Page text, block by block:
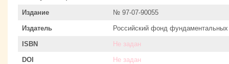
Издание № 97-07-90055
Издатель Российский фонд
ISBN Не задан
DOI Не задан